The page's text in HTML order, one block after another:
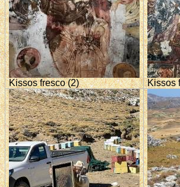
Kissos fresco (2) Kissos